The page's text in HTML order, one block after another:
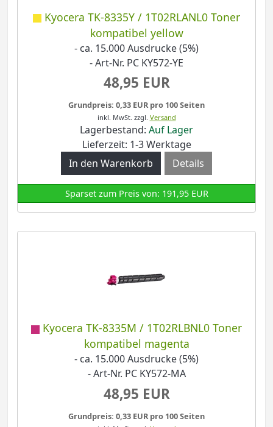
Kyocera TK-8335Y / 1T02RLANL0 Toner
kompatibel yellow
- ca. 15.000 Ausdrucke (5%)
- Art-Nr. PC KY572-YE
48,95 EUR
Grundpreis: 0,33 EUR pro 100 Seiten
inkl. MwSt. zzgl. Versand
Lagerbestand: Auf Lager
Lieferzeit: 1-3 Werktage
Details
Sparset zum Preis von: 191,95 EUR
Kyocera TK-8335M / 1T02RLBNL0 Toner
kompatibel magenta
- ca. 15.000 Ausdrucke (5%)
- Art-Nr. PC KY572-MA
48,95 EUR
Grundpreis: 0,33 EUR pro 100 Seiten